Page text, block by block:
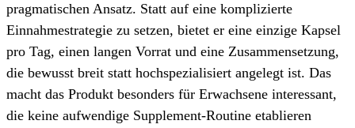
pragmatischen Ansatz. Statt auf eine komplizierte
Einnahmestrategie zu setzen, bietet er eine einzige Kapsel
pro Tag, einen langen Vorrat und eine Zusammensetzung,
die bewusst breit statt hochspezialisiert angelegt ist. Das
macht das Produkt besonders für Erwachsene interessant,
die keine aufwendige Supplement-Routine etablieren